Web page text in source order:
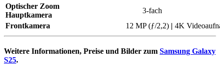
Optischer Zoom
Hauptkamera
3-fach
Frontkamera
12 MP (ƒ/2,2) | 4K
Weitere Informationen, Preise und Bilder zum Samsung Galaxy
S25.